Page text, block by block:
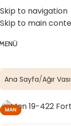
Skip to navigation
Skip to main
☎️ 0 (224) 504 74
Ana Sayfa Ağır
MAN